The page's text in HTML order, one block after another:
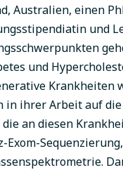
Australien, einen
und
und
Krankheiten
in ihrer Arbeit auf
an diesen
Exom-